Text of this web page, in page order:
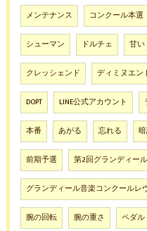
メンテナンス コンクール本選
シューマン ドルチェ 甘い
クレッシェンド ディミヌエン
DOPT LINE公式アカウント
本番 あがる 忘れる
前期予選 第2回グランディー
グランディール音楽コンクールレ
腕の回転 腕の重さ ペダル